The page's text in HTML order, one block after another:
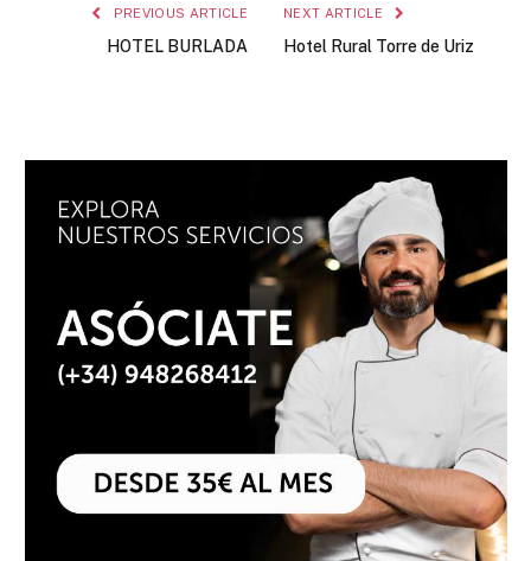
PREVIOUS ARTICLE
HOTEL BURLADA
NEXT ARTICLE
Hotel Rural Torre de Uriz